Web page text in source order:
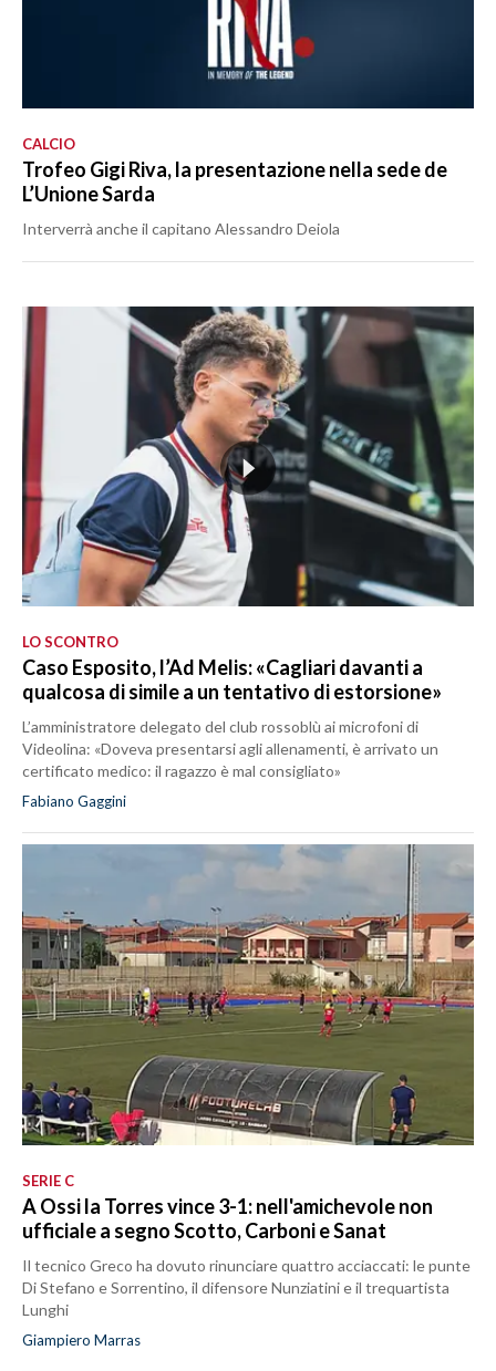
CALCIO
Trofeo Gigi Riva, la presentazione nella sede de
L’Unione Sarda
Interverrà anche il capitano Alessandro Deiola
LO SCONTRO
Caso Esposito, l’Ad Melis: «Cagliari davanti a
qualcosa di simile a un tentativo di estorsione»
L’amministratore delegato del club rossoblù ai microfoni di
Videolina: «Doveva presentarsi agli allenamenti, è arrivato un
certificato medico: il ragazzo è mal consigliato»
Fabiano Gaggini
SERIE C
A Ossi la Torres vince 3-1: nell'amichevole non
ufficiale a segno Scotto, Carboni e Sanat
Il tecnico Greco ha dovuto rinunciare quattro acciaccati: le punte
Di Stefano e Sorrentino, il difensore Nunziatini e il trequartista
Lunghi
Giampiero Marras